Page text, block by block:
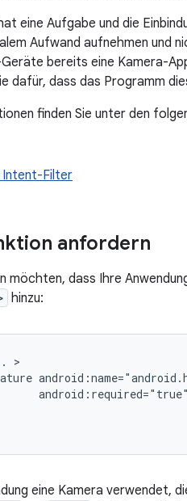
eine Aufgabe und die
Aufwand aufnehmen und
bereits eine Kamera-
dafür, dass das Programm
finden Sie unter den
Intent-Filter
anfordern
möchten, dass Ihre
hinzu:
android:required="true"
eine Kamera verwendet,